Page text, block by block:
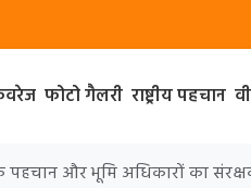
फोटो गैलरी राष्ट्रीय पहचान
पहचान और भूमि अधिकारों का